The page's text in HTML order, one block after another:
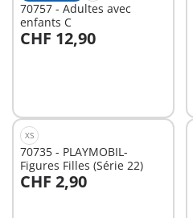
70757 - Adultes avec
enfants C
CHF 12,90
Au panier
XS
70735 - PLAYMOBIL-
Figures Filles (Série 22)
CHF 2,90